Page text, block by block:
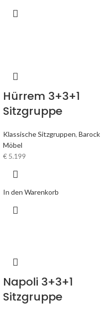
Hürrem 3+3+1
Sitzgruppe
Klassische Sitzgruppen, Barock
Möbel
€ 5.199
In den Warenkorb
Napoli 3+3+1
Sitzgruppe